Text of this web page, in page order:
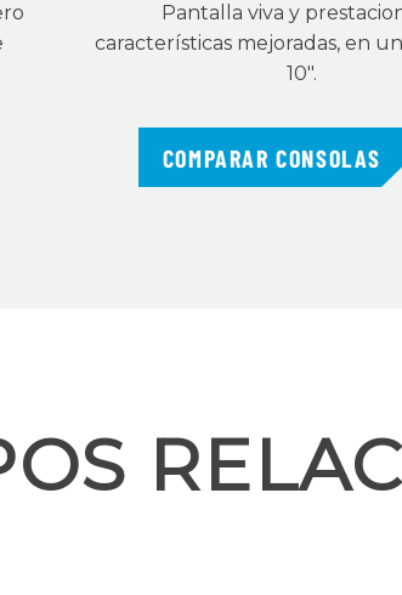
Pantalla viva y
características mejoradas, en
10".
COMPARAR CONSOLAS